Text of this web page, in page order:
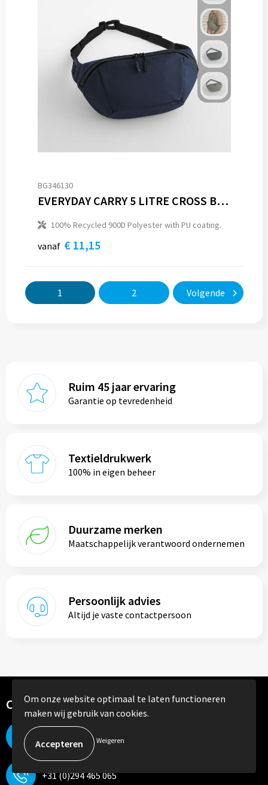
BG346130
EVERYDAY CARRY 5 LITRE CROSS BODY
100% Recycled 900D Polyester with PU coating.
vanaf € 11,15
1 2 Volgende
Ruim 45 jaar ervaring
Garantie op tevredenheid
Textieldrukwerk
100% in eigen beheer
Duurzame merken
Maatschappelijk verantwoord ondernemen
Persoonlijk advies
Altijd je vaste contactpersoon
Contact
Flevolaan 21
1382 JX Weesp
+31 (0)294 465 065
Om onze website optimaal te laten functioneren
maken wij gebruik van cookies.
Weigeren